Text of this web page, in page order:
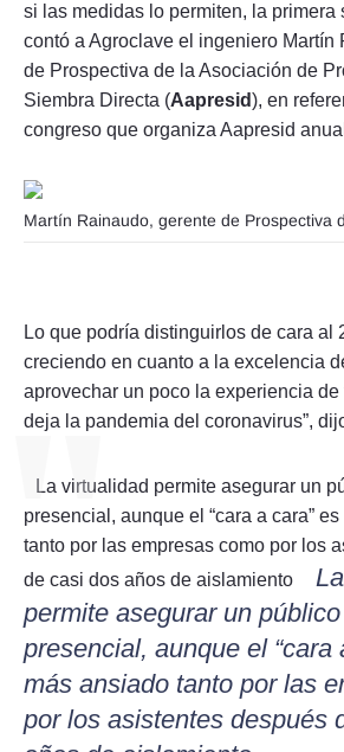
si las medidas lo permiten, la primera
contó a Agroclave el ingeniero Martín
de Prospectiva de la Asociación de
Siembra Directa (Aapresid), en
congreso que organiza Aapresid
Martín Rainaudo, gerente de Prospectiva
Lo que podría distinguirlos de cara al
creciendo en cuanto a la excelencia
aprovechar un poco la experiencia
deja la pandemia del coronavirus”,
La virtualidad permite asegurar un
presencial, aunque el “cara a cara”
tanto por las empresas como por los
de casi dos años de aislamiento
permite asegurar un
presencial, aunque el “cara
más ansiado tanto por las
por los asistentes después